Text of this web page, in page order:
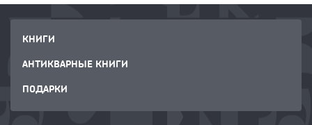
КНИГИ
АНТИКВАРНЫЕ КНИГИ
ПОДАРКИ